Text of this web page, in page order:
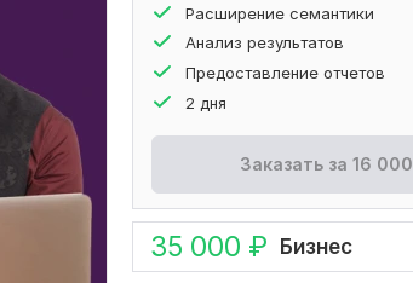
Расширение семантики
Анализ результатов
Предоставление отчетов
2 дня
Заказать за 16 000
35 000 ₽ Бизнес